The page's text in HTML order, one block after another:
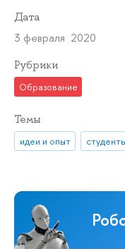
Дата
3 февраля 2020
Рубрики
Образование
Темы
идеи и опыт студенты